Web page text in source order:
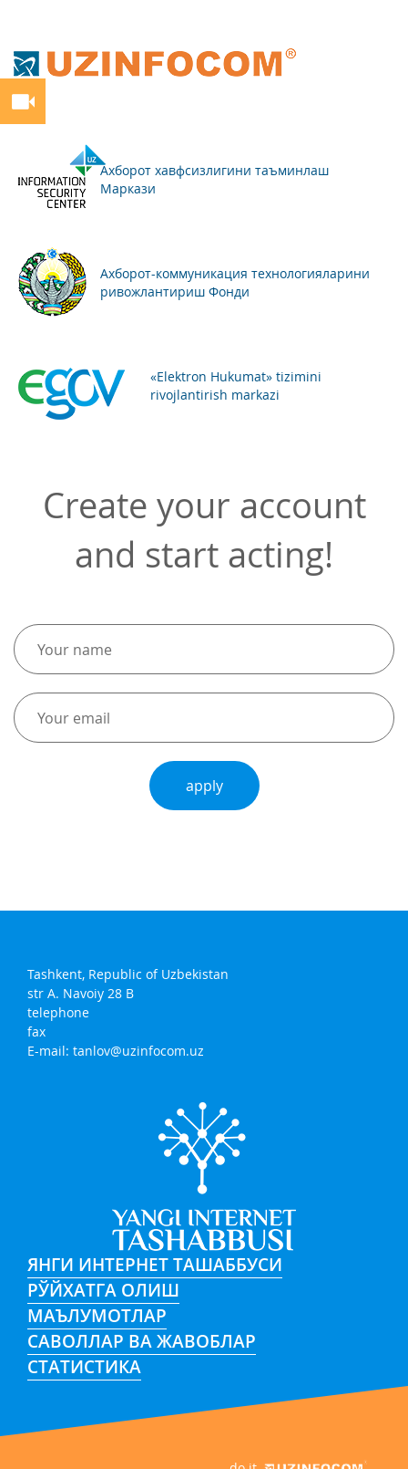
Ахборот хавфсизлигини таъминлаш
Маркази
Ахборот-коммуникация технологияларини
ривожлантириш Фонди
«Elektron Hukumat» tizimini
rivojlantirish markazi
Create your account
and start acting!
apply
Tashkent, Republic of Uzbekistan
str A. Navoiy 28 B
telephone
fax
E-mail: tanlov@uzinfocom.uz
ЯНГИ ИНТЕРНЕТ ТАШАББУСИ
РЎЙХАТГА ОЛИШ
МАЪЛУМОТЛАР
САВОЛЛАР ВА ЖАВОБЛАР
СТАТИСТИКА